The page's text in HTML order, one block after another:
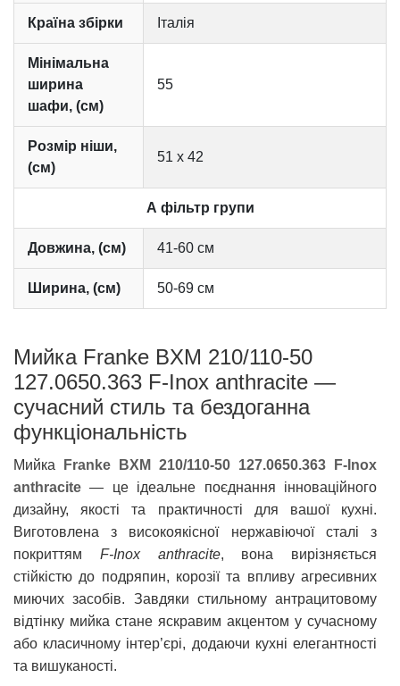
Країна збірки Італія
Мінімальна
ширина
шафи, (см)
55
Розмір ніши,
(см)
51 х 42
А фільтр групи
Довжина, (см) 41-60 см
Ширина, (см) 50-69 см
Мийка Franke BXM 210/110-50
127.0650.363 F-Inox anthracite —
сучасний стиль та бездоганна
функціональність
Мийка
Franke BXM 210/110-50 127.0650.363 F-Inox
anthracite — це ідеальне поєднання інноваційного
дизайну, якості та практичності для вашої кухні.
Виготовлена з високоякісної нержавіючої сталі з
покриттям F-Inox anthracite, вона вирізняється
стійкістю до подряпин, корозії та впливу агресивних
миючих засобів. Завдяки стильному антрацитовому
відтінку мийка стане яскравим акцентом у сучасному
або класичному інтер’єрі, додаючи кухні елегантності
та вишуканості.